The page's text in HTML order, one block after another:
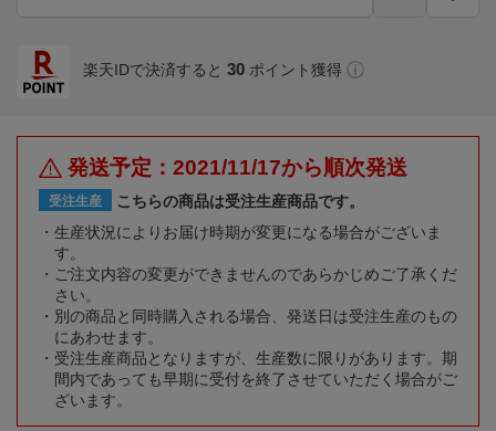
楽天IDで決済すると 30 ポイント獲得
発送予定：2021/11/17から順次発送
受注生産
こちらの商品は受注生産商品です。
生産状況によりお届け時期が変更になる場合がございま
す。
ご注文内容の変更ができませんのであらかじめご了承くだ
さい。
別の商品と同時購入される場合、発送日は受注生産のもの
にあわせます。
受注生産商品となりますが、生産数に限りがあります。期
間内であっても早期に受付を終了させていただく場合がご
ざいます。